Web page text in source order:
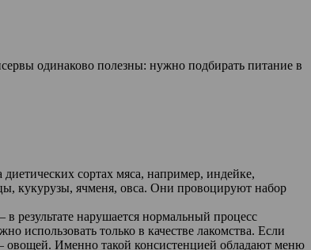
одинаково полезны: нужно подбирать питание в
сортах мяса, например, индейке,
кукурузы, ячменя, овса. Они провоцируют набор
результате нарушается нормальный процесс
только в качестве лакомства. Если
овощей. Именно такой консистенцией обладают меню